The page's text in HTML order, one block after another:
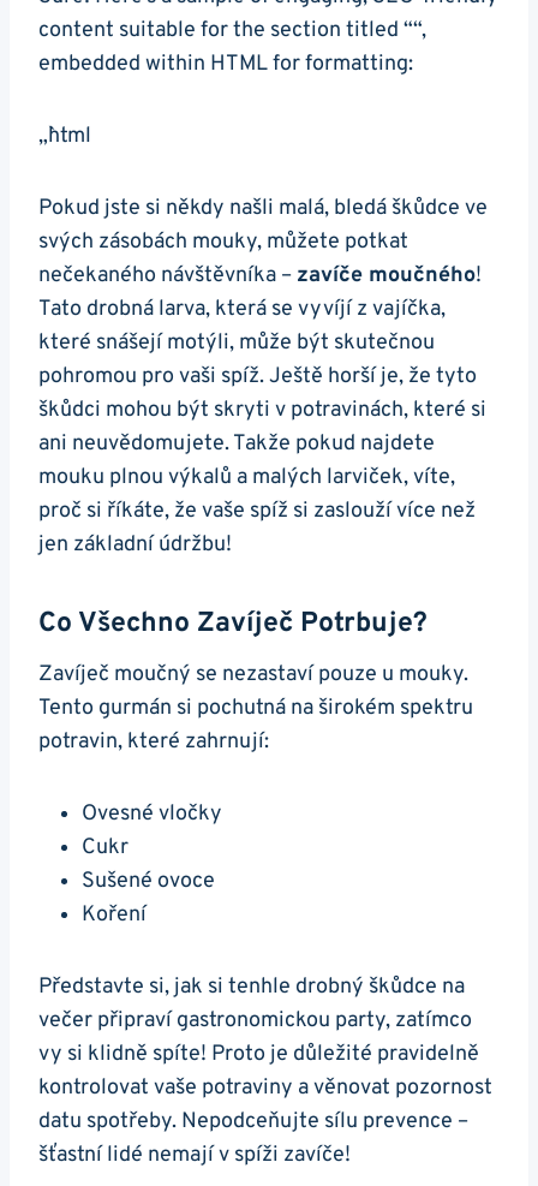
content suitable for the section titled ⁣““,
embedded within HTML for formatting:
„`html
Pokud jste ⁢si někdy našli malá, bledá škůdce ⁣ve
svých zásobách‍ mouky,⁢ můžete potkat
nečekaného návštěvníka⁢ – zavíče moučného!
Tato drobná larva, která se vyvíjí z vajíčka,
které snášejí motýli, může být skutečnou
pohromou pro vaši spíž. Ještě horší je, že tyto
škůdci mohou být skryti v potravinách, které⁣ si‌
ani neuvědomujete. Takže pokud ‍najdete
mouku plnou⁤ výkalů ⁤a malých larviček, víte,
⁣proč si říkáte, že vaše spíž si zaslouží více než
jen základní údržbu!
Co Všechno Zavíječ Potrbuje?
Zavíječ moučný se nezastaví pouze u mouky.
Tento gurmán si pochutná na širokém spektru
potravin, které zahrnují:
Ovesné vločky
Cukr
Sušené ovoce
Koření
Představte ‍si, jak si tenhle⁢ drobný škůdce na
večer připraví gastronomickou ⁤party, zatímco
vy si klidně spíte! Proto je důležité pravidelně
kontrolovat vaše potraviny a věnovat pozornost⁢
datu ⁤spotřeby. ⁣Nepodceňujte sílu ‍prevence –
šťastní lidé nemají v spíži zavíče!